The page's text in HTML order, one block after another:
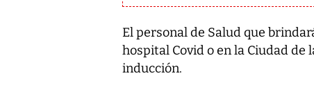
El personal de Salud que
hospital Covid o en la Ciudad de
inducción.